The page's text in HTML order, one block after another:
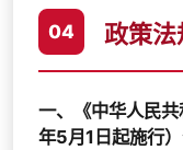
04 政策
一、《中华人民
年5月1日起施行